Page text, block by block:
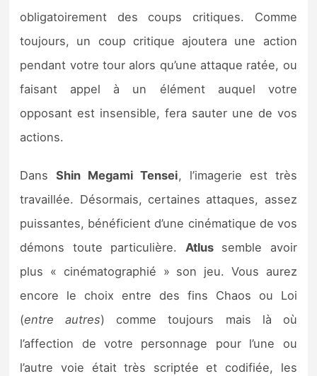
obligatoirement des coups critiques. Comme
toujours, un coup critique ajoutera une action
pendant votre tour alors qu’une attaque ratée, ou
faisant appel à un élément auquel votre
opposant est insensible, fera sauter une de vos
actions.
DansShin Megami Tensei, l’imagerie est très
travaillée. Désormais, certaines attaques, assez
puissantes, bénéficient d’une cinématique de vos
démons toute particulière. Atlussemble avoir
plus « cinématographié » son jeu. Vous aurez
encore le choix entre des fins Chaos ou Loi
(entre autres) comme toujours mais là où
l’affection de votre personnage pour l’une ou
l’autre voie était très scriptée et codifiée, les